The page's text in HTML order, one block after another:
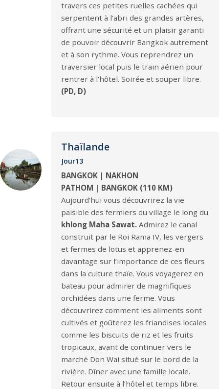
travers ces petites ruelles cachées qui
serpentent à l’abri des grandes artères,
offrant une sécurité et un plaisir garanti
de pouvoir découvrir Bangkok autrement
et à son rythme. Vous reprendrez un
traversier local puis le train aérien pour
rentrer à l’hôtel. Soirée et souper libre.
(PD, D)
Thaïlande
Jour13
BANGKOK | NAKHON
PATHOM | BANGKOK (110 KM)
Aujourd’hui vous découvrirez la vie
paisible des fermiers du village le long du
khlong Maha Sawat. Admirez le canal
construit par le Roi Rama IV, les vergers
et fermes de lotus et apprenez-en
davantage sur l’importance de ces fleurs
dans la culture thaïe. Vous voyagerez en
bateau pour admirer de magnifiques
orchidées dans une ferme. Vous
découvrirez comment les aliments sont
cultivés et goûterez les friandises locales
comme les biscuits de riz et les fruits
tropicaux, avant de continuer vers le
marché Don Wai situé sur le bord de la
rivière. Dîner avec une famille locale.
Retour ensuite à l’hôtel et temps libre.